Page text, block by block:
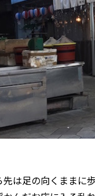
先は足の向くままに